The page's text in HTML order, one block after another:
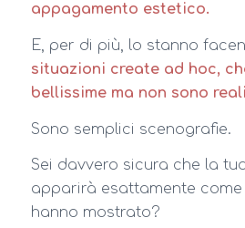
appagamento estetico.
E, per di più, lo stanno
situazioni create ad hoc,
bellissime ma non sono
Sono semplici scenografie.
Sei davvero sicura che la
apparirà esattamente
hanno mostrato?